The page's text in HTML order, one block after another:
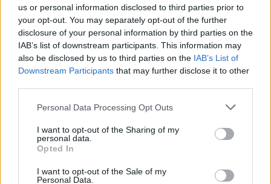
us or personal information disclosed to third parties prior to
your opt-out. You may separately opt-out of the further
disclosure of your personal information by third parties on the
IAB’s list of downstream participants. This information may
also be disclosed by us to third parties on the IAB’s List of
Downstream Participants that may further disclose it to other
Personal Data Processing Opt Outs
I want to opt-out of the Sharing of my
personal data.
Opted In
I want to opt-out of the Sale of my
Personal Data.
Китай си построи свой курорт
Санторини
03.08.2026 / 18:36